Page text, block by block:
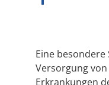
Eine
Versorgung
Erkrankungen